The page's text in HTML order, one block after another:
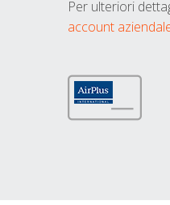
Per ulteriori
account